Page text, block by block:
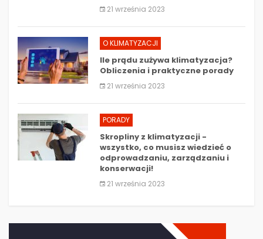
21 września 2023
O KLIMATYZACJI
Ile prądu zużywa klimatyzacja?
Obliczenia i praktyczne porady
21 września 2023
PORADY
Skropliny z klimatyzacji -
wszystko, co musisz wiedzieć o
odprowadzaniu, zarządzaniu i
konserwacji!
21 września 2023